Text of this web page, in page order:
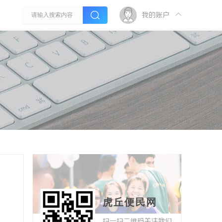
我的账户
虎丘便民网